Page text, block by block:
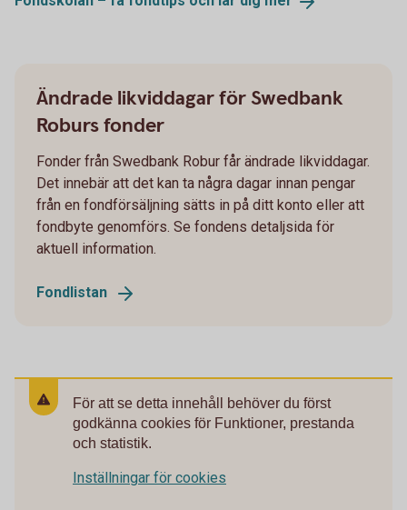
Ändrade likviddagar för Swedbank
Roburs fonder
Fonder från Swedbank Robur får ändrade likviddagar.
Det innebär att det kan ta några dagar innan pengar
från en fondförsäljning sätts in på ditt konto eller att
fondbyte genomförs. Se fondens detaljsida för
aktuell information.
Fondlistan
För att se detta innehåll behöver du först
godkänna cookies för Funktioner, prestanda
och statistik.
Inställningar för cookies